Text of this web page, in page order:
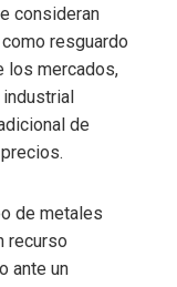
consideran
resguardo
los mercados,
de
de metales
recurso
ante un